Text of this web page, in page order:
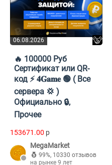
06.08.2026
🔥 100000 Руб
Cертификат или QR-
код ⚡ 𝟒𝐆𝐚𝐦𝐞 🟢 ( Все
сервера 💢 )
Официально 🔒,
Прочее
153671.00 p
MegaMarket
99%, 10330 отзывов
на рынке 9 лет